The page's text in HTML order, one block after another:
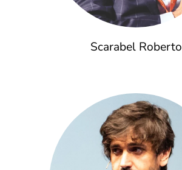
Scarabel Roberto